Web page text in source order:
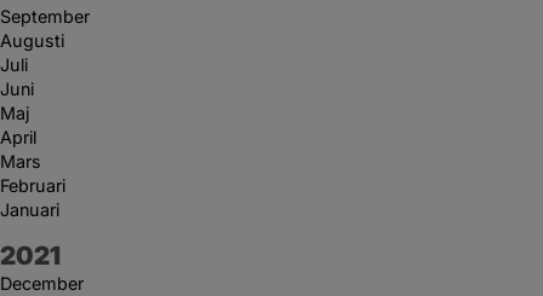
September
Augusti
Juli
Juni
Maj
April
Mars
Februari
Januari
År:
2021
December